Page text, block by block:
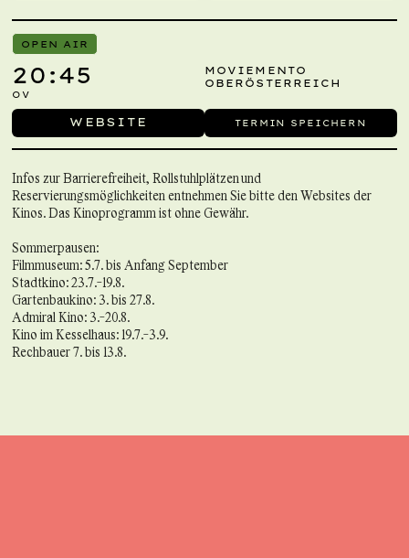
WEBSITE TERMIN SPEICHERN
20:45
MOVIEMENTO
OBERÖSTERREICH
OV
OPEN AIR
Infos zur Barrierefreiheit, Rollstuhlplätzen und
Reservierungsmöglichkeiten entnehmen Sie bitte den Websites der
Kinos. Das Kinoprogramm ist ohne Gewähr.
Sommerpausen:
Filmmuseum: 5.7. bis Anfang September
Stadtkino: 23.7.-19.8.
Gartenbaukino: 3. bis 27.8.
Admiral Kino: 3.-20.8.
Kino im Kesselhaus: 19.7.-3.9.
Rechbauer 7. bis 13.8.